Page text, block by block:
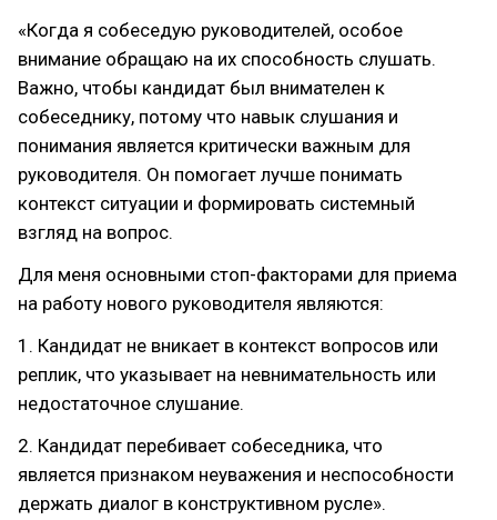
«Когда я собеседую руководителей, особое
внимание обращаю на их способность слушать.
Важно, чтобы кандидат был внимателен к
собеседнику, потому что навык слушания и
понимания является критически важным для
руководителя. Он помогает лучше понимать
контекст ситуации и формировать системный
взгляд на вопрос.
Для меня основными стоп-факторами для приема
на работу нового руководителя являются:
1. Кандидат не вникает в контекст вопросов или
реплик, что указывает на невнимательность или
недостаточное слушание.
2. Кандидат перебивает собеседника, что
является признаком неуважения и неспособности
держать диалог в конструктивном русле».